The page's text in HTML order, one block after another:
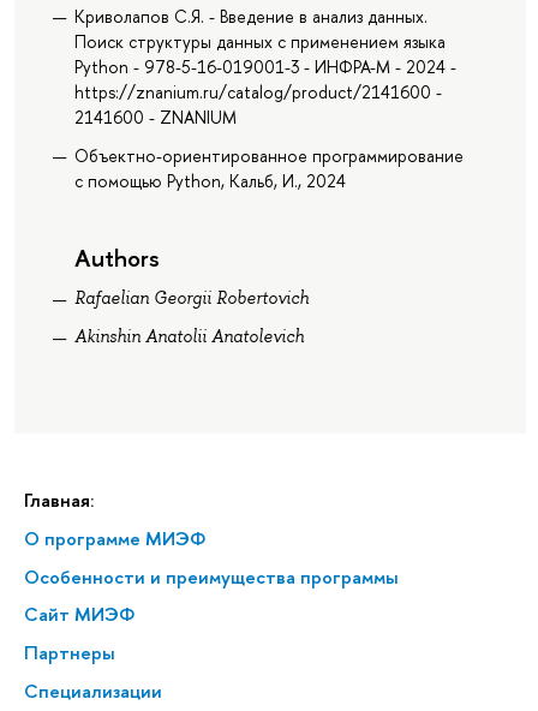
Главная:
О программе МИЭФ
Особенности и преимущества программы
Сайт МИЭФ
Партнеры
Специализации
Криволапов С.Я. - Введение в анализ данных.
Поиск структуры данных с применением языка
Python - 978-5-16-019001-3 - ИНФРА-М - 2024 -
https://znanium.ru/catalog/product/2141600 -
2141600 - ZNANIUM
Объектно-ориентированное программирование
с помощью Python, Кальб, И., 2024
Authors
Rafaelian Georgii Robertovich
Akinshin Anatolii Anatolevich